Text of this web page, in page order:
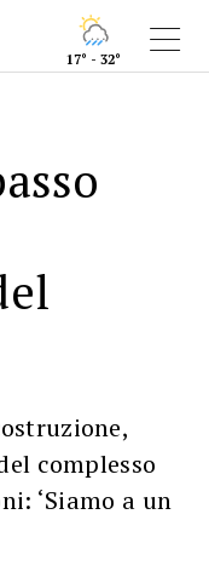
17° - 32°
complesso
‘Siamo a un